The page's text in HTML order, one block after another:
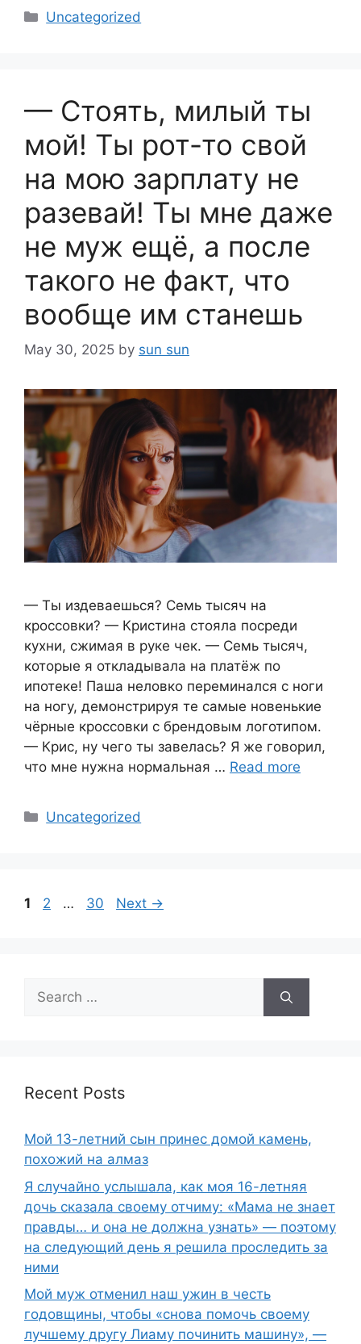
Categories
Uncategorized
— Стоять, милый ты
мой! Ты рот-то свой
на мою зарплату не
разевай! Ты мне даже
не муж ещё, а после
такого не факт, что
вообще им станешь
May 30, 2025 by sun sun
— Ты издеваешься? Семь тысяч на
кроссовки? — Кристина стояла посреди
кухни, сжимая в руке чек. — Семь тысяч,
которые я откладывала на платёж по
ипотеке! Паша неловко переминался с ноги
на ногу, демонстрируя те самые новенькие
чёрные кроссовки с брендовым логотипом.
— Крис, ну чего ты завелась? Я же говорил,
что мне нужна нормальная … Read more
Categories
Uncategorized
Page
1 Page
2 … Page
30 Next →
Search
for:
Recent Posts
Мой 13-летний сын принес домой камень,
похожий на алмаз
Я случайно услышала, как моя 16-летняя
дочь сказала своему отчиму: «Мама не знает
правды… и она не должна узнать» — поэтому
на следующий день я решила проследить за
ними
Мой муж отменил наш ужин в честь
годовщины, чтобы «снова помочь своему
лучшему другу Лиаму починить машину», —